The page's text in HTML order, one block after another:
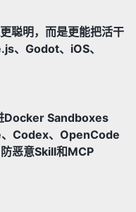
聪明，而是更能把活干
、Godot、iOS、
Docker Sandboxes
Codex、OpenCode
恶意Skill和MCP